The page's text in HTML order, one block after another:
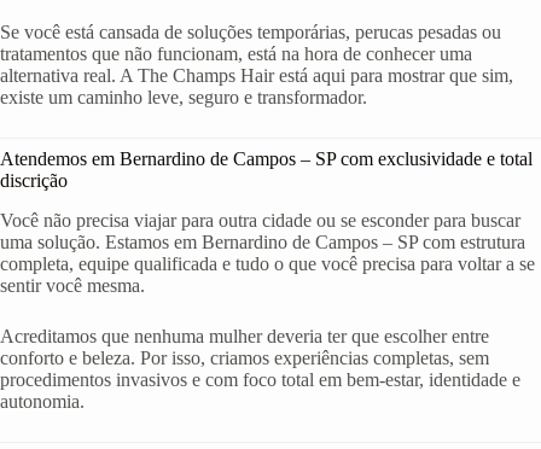
Se você está cansada de soluções temporárias, perucas pesadas ou
tratamentos que não funcionam, está na hora de conhecer uma
alternativa real. A The Champs Hair está aqui para mostrar que sim,
existe um caminho leve, seguro e transformador.
Atendemos em Bernardino de Campos – SP com exclusividade e total
discrição
Você não precisa viajar para outra cidade ou se esconder para buscar
uma solução. Estamos em Bernardino de Campos – SP com estrutura
completa, equipe qualificada e tudo o que você precisa para voltar a se
sentir você mesma.
Acreditamos que nenhuma mulher deveria ter que escolher entre
conforto e beleza. Por isso, criamos experiências completas, sem
procedimentos invasivos e com foco total em bem-estar, identidade e
autonomia.